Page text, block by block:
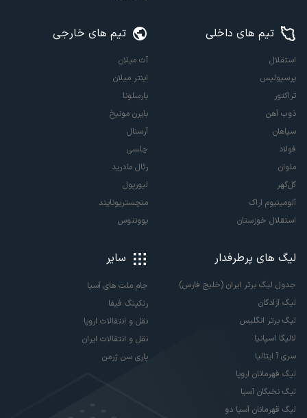
تیم های داخلی
استقلال
پرسپولیس
تراکتور
ذوب آهن
سپاهان
فولاد
ملوان
گل‌گهر
آلومینیوم اراک
استقلال خوزستان
تیم های خارجی
آث میلان
اینتر میلان
بارسلونا
بایرن مونیخ
آرسنال
چلسی
رئال مادرید
لیورپول
منچستریونایتد
یوونتوس
لیگ های پرطرفدار
جدول لیگ برتر ایران (خلیج فارس)
لیگ آزادگان
لیگ برتر انگلیس
لالیگا اسپانیا
سری آ ایتالیا
لیگ قهرمانان اروپا
لیگ نخبگان آسیا
لیگ قهرمانان آسیا دو
سایر
جام ملت های آسیا
رنکینگ فیفا
نقل و انتقالات اروپا
نقل و انتقالات ایران
پاری سن ژرمن